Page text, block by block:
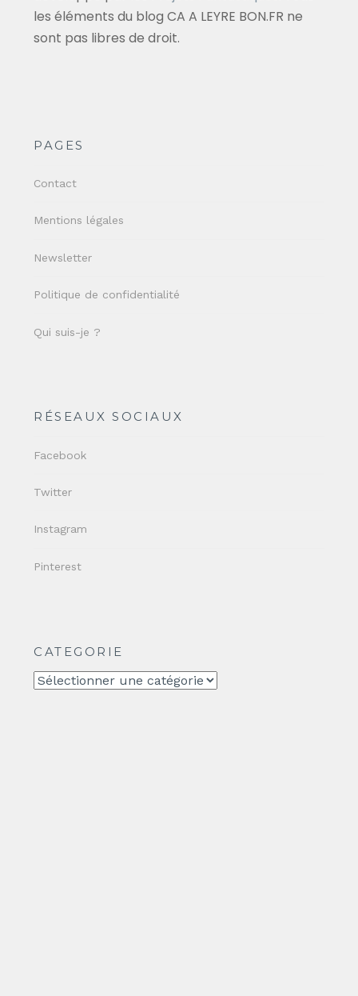
les éléments du blog CA A LEYRE BON.FR ne
sont pas libres de droit.
PAGES
Contact
Mentions légales
Newsletter
Politique de confidentialité
Qui suis-je ?
RÉSEAUX SOCIAUX
Facebook
Twitter
Instagram
Pinterest
CATEGORIE
CATEGORIE